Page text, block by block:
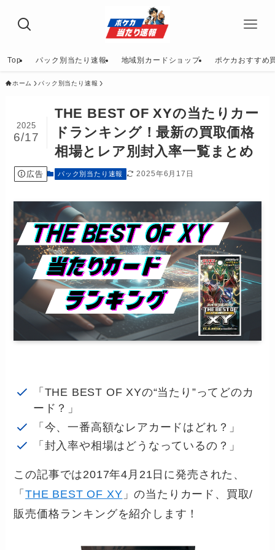
Top パック別当たり速報 地域別カードショップ ポケカおすすめ
ホーム パック別当たり速報
THE BEST OF XYの当たりカー
ドランキング！最新の買取価格
相場とレア別封入率一覧まとめ
2025
6/17
広告 パック別当たり速報 2025年6月17日
「THE BEST OF XYの“当たり”ってどのカ
ード？」
「今、一番高額なレアカードはどれ？」
「封入率や相場はどうなっているの？」
この記事では2017年4月21日に発売された、
「THE BEST OF XY 」の当たりカード、買取/
販売価格ランキングを紹介します！